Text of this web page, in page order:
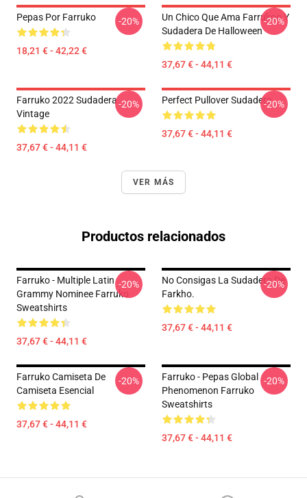
Pepas Por Farruko
18,21 € - 42,22 €
-20%
Un Chico Que Ama Farrukoo Y
Sudadera De Halloween
37,67 € - 44,11 €
-20%
Farruko 2022 Sudadera
Vintage
37,67 € - 44,11 €
-20% Perfect Pullover Sudadera
37,67 € - 44,11 €
-20%
VER MÁS
Productos relacionados
Farruko - Multiple Latin
Grammy Nominee Farruko
Sweatshirts
37,67 € - 44,11 €
-20%
No Consigas La Sudadera De
Farkho.
37,67 € - 44,11 €
-20%
Farruko Camiseta De
Camiseta Esencial
37,67 € - 44,11 €
-20%
Farruko - Pepas Global
Phenomenon Farruko
Sweatshirts
37,67 € - 44,11 €
-20%